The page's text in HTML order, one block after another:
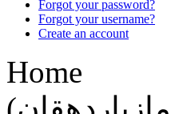
Forgot your password?
Forgot your username?
Create an account
Home